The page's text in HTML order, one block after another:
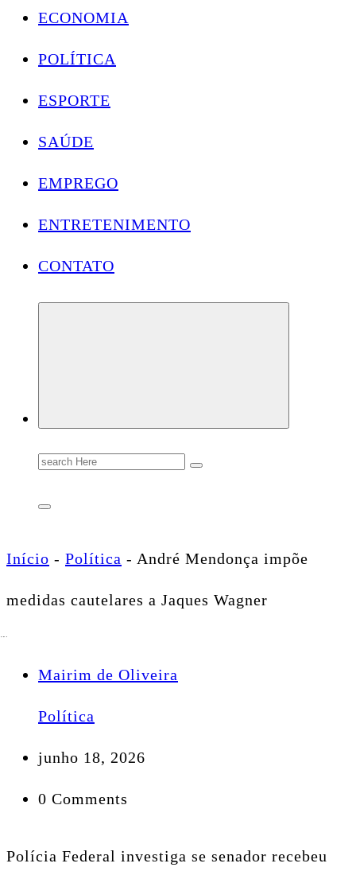
ECONOMIA
POLÍTICA
ESPORTE
SAÚDE
EMPREGO
ENTRETENIMENTO
CONTATO
Search
for:
Início - Política - André Mendonça impõe
medidas cautelares a Jaques Wagner
Mairim de Oliveira
Política
junho 18, 2026
0 Comments
Polícia Federal investiga se senador recebeu